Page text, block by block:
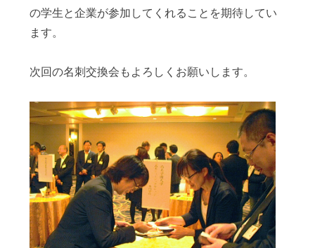
の学生と企業が参加してくれることを期待してい
ます。
次回の名刺交換会もよろしくお願いします。